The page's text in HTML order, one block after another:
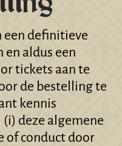
een definitieve
aldus een
tickets aan te
de bestelling te
kennis
deze algemene
of conduct door